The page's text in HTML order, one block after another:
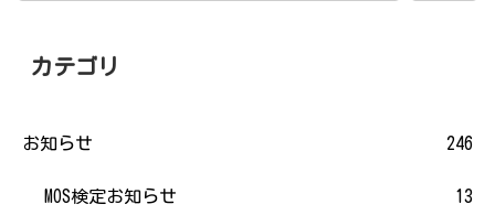
カテゴリ
お知らせ 246
MOS検定お知らせ 13